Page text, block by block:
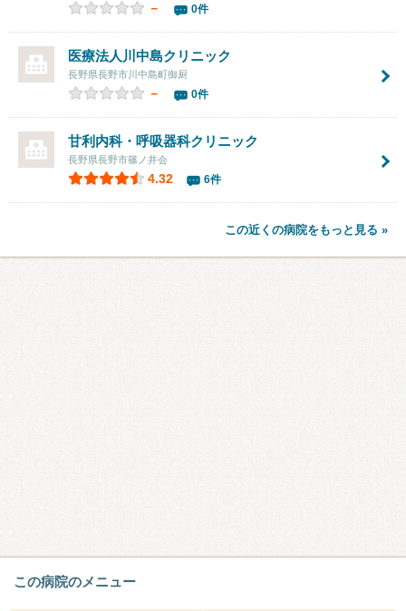
－ 0件
医療法人 川中島クリニック
長野県長野市川中島町御厨
－ 0件
甘利内科・呼吸器科クリニック
長野県長野市篠ノ井会
4.32 6件
この近くの病院をもっと見る »
この病院のメニュー